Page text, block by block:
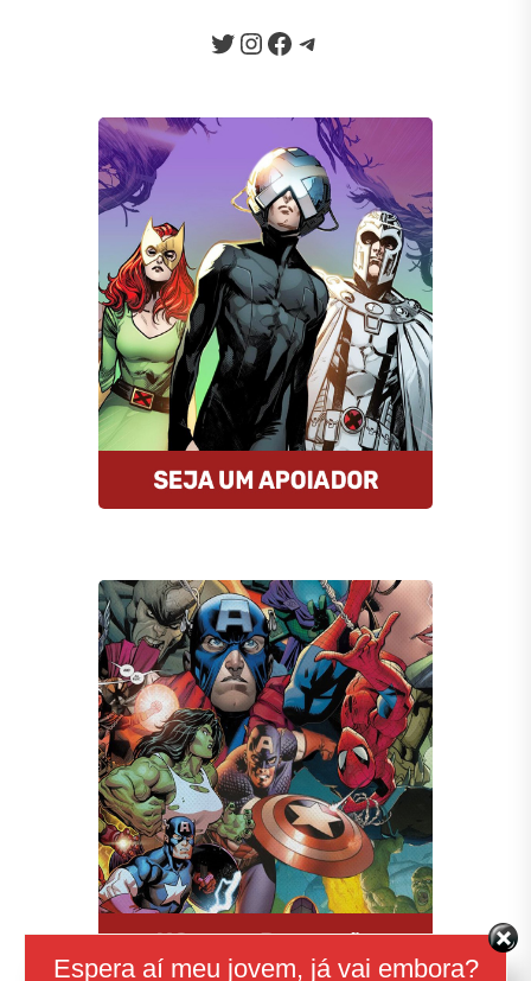
Twitter
Instagram
Facebook
Telegram
Seja um Apoiador
Somos um portal progressista que
traz diariamente informação e
opinião de credibilidade, sempre
combatendo o ódio e a fake news
da internet.
Quero Apoiar
Compre HQs
A Amazon oferece descontos
imperdíveis nas HQs e assinantes
Prime tem entrega gratuita e MUITO
rápida. E mais: comprando por esse
link, você estará nos ajudando.
Comprar
Espera aí meu jovem, já vai embora?